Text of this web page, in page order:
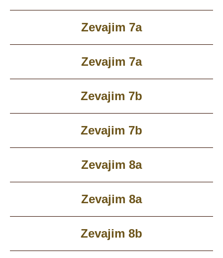
Zevajim 7a
Zevajim 7a
Zevajim 7b
Zevajim 7b
Zevajim 8a
Zevajim 8a
Zevajim 8b